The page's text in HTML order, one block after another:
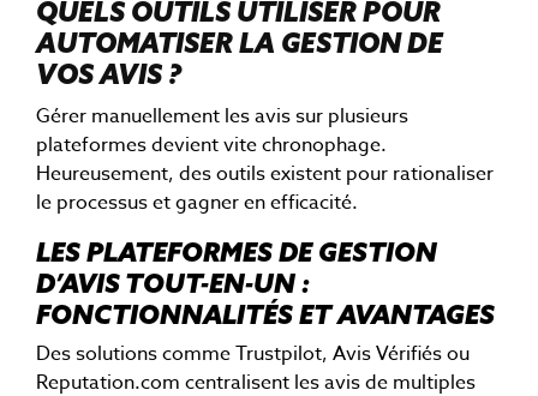
QUELS OUTILS UTILISER POUR
AUTOMATISER LA GESTION DE
VOS AVIS ?
Gérer manuellement les avis sur plusieurs
plateformes devient vite chronophage.
Heureusement, des outils existent pour rationaliser
le processus et gagner en efficacité.
LES PLATEFORMES DE GESTION
D’AVIS TOUT-EN-UN :
FONCTIONNALITÉS ET AVANTAGES
Des solutions comme Trustpilot, Avis Vérifiés ou
Reputation.com centralisent les avis de multiples